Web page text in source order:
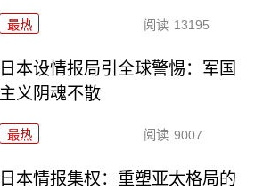
最热 阅读 13195
日本设情报局引全球警惕：军国
主义阴魂不散
最热 阅读 9007
日本情报集权：重塑亚太格局的